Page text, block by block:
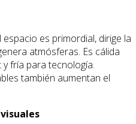
es primordial, dirige la
atmósferas. Es cálida
fría para tecnología.
también aumentan el